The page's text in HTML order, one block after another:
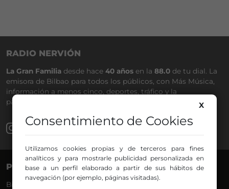
RADIO NERVIÓN
La Gran Familia desde hace 40 años en la 88.0 de tu dial. La
emisora de Bilbao para todos los públicos, con Más Música,
información a menos cinco, deportes, tráfico y la
participación de los oyentes.
PROGRAMAS
Bilbosport
VOCES
X
Consentimiento de Cookies
Utilizamos cookies propias y de terceros para fines
analíticos y para mostrarle publicidad personalizada en
base a un perfil elaborado a partir de sus hábitos de
navegación (por ejemplo, páginas visitadas).